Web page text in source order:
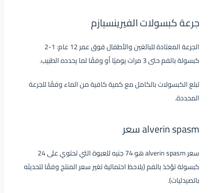
جرعة كبسولات الفيرينسبازم
الجرعة المعتادة للبالغين والأطفال فوق عمر 12 عام: 1-2
كبسولة بالفم حتى 3 مرات يوميًا أو وفقًا لما يحدده الطبيب.
تبلع الكبسولات بالكامل مع كمية كافية من الماء وفقًا للجرعة
المحددة.
alverin spasm سعر
كبسولة تؤخذ بالفم (يلاحظ احتمالية تغير سعر المنتج وفقًا لتحديثه
بالصيدليات).